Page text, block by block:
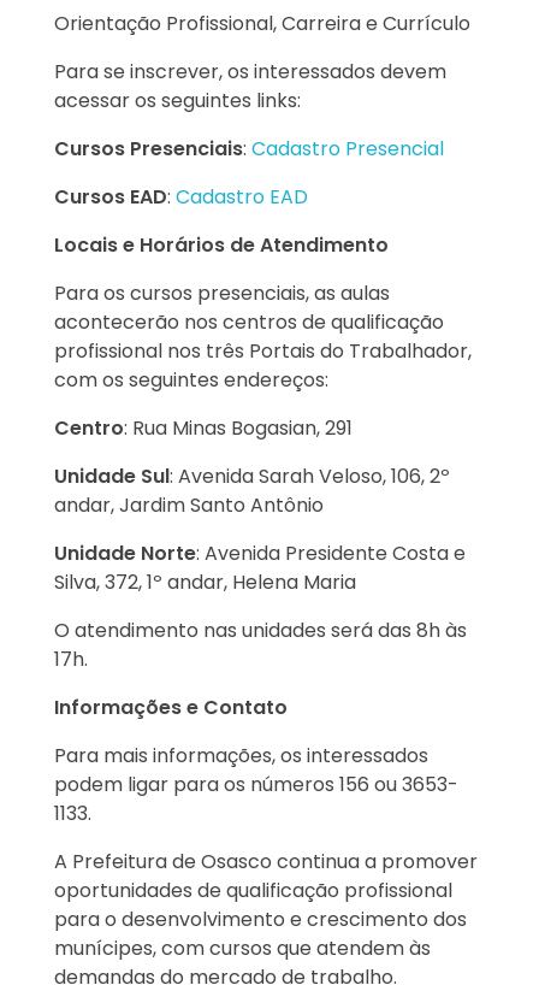
Orientação Profissional, Carreira e Currículo
Para se inscrever, os interessados devem
acessar os seguintes links:
Cursos Presenciais: Cadastro Presencial
Cursos EAD: Cadastro EAD
Locais e Horários de Atendimento
Para os cursos presenciais, as aulas
acontecerão nos centros de qualificação
profissional nos três Portais do Trabalhador,
com os seguintes endereços:
Centro: Rua Minas Bogasian, 291
Unidade Sul: Avenida Sarah Veloso, 106, 2º
andar, Jardim Santo Antônio
Unidade Norte: Avenida Presidente Costa e
Silva, 372, 1º andar, Helena Maria
O atendimento nas unidades será das 8h às
17h.
Informações e Contato
Para mais informações, os interessados
podem ligar para os números 156 ou 3653-
1133.
A Prefeitura de Osasco continua a promover
oportunidades de qualificação profissional
para o desenvolvimento e crescimento dos
munícipes, com cursos que atendem às
demandas do mercado de trabalho.